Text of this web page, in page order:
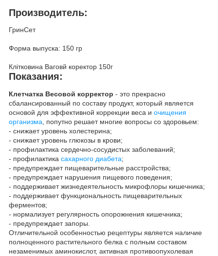
Производитель:
ГринСет
Форма выпуска: 150 гр
Клітковина Ваговй коректор 150г
Показания:
Клетчатка Весовой корректор - это прекрасно
сбалансированный по составу продукт, который является
основой для эффективной коррекции веса и очищения
организма , попутно решает многие вопросы со здоровьем:
- снижает уровень холестерина;
- снижает уровень глюкозы в крови;
- профилактика сердечно-сосудистых заболеваний;
- профилактика сахарного диабета;
- предупреждает пищеварительные расстройства;
- предупреждает нарушения пищевого поведения;
- поддерживает жизнедеятельность микрофлоры кишечника;
- поддерживает функциональность пищеварительных
ферментов;
- нормализует регулярность опорожнения кишечника;
- предупреждает запоры.
Отличительной особенностью рецептуры является наличие
полноценного растительного белка с полным составом
незаменимых аминокислот, активная противоопухолевая